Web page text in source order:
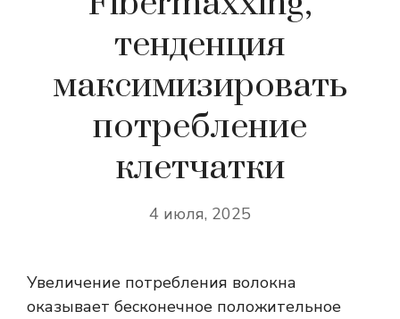
тенденция
максимизировать
потребление
клетчатки
4 июля, 2025
Увеличение потребления волокна
оказывает бесконечное положительное